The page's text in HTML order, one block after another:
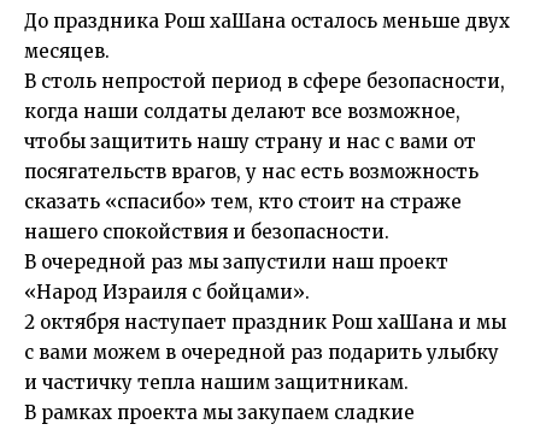
До праздника Рош хаШана осталось меньше двух
месяцев.
В столь непростой период в сфере безопасности,
когда наши солдаты делают все возможное,
чтобы защитить нашу страну и нас с вами от
посягательств врагов, у нас есть возможность
сказать «спасибо» тем, кто стоит на страже
нашего спокойствия и безопасности.
В очередной раз мы запустили наш проект
«Народ Израиля с бойцами».
2 октября наступает праздник Рош хаШана и мы
с вами можем в очередной раз подарить улыбку
и частичку тепла нашим защитникам.
В рамках проекта мы закупаем сладкие